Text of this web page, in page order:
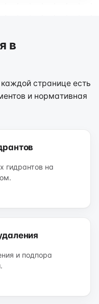
в
странице есть
и нормативная
гидрантов на
и подпора